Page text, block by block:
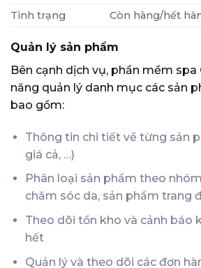
Tình trạng
Còn hàng/hết
Quản lý sản phẩm
Bên cạnh dịch vụ, phần mềm spa
năng quản lý danh mục các sản
bao gồm:
Thông tin chi tiết về từng sản
giá cả, …)
Phân loại sản phẩm theo
chăm sóc da, sản phẩm trang
Theo dõi tồn kho và cảnh báo
hết
Quản lý và theo dõi các đơn